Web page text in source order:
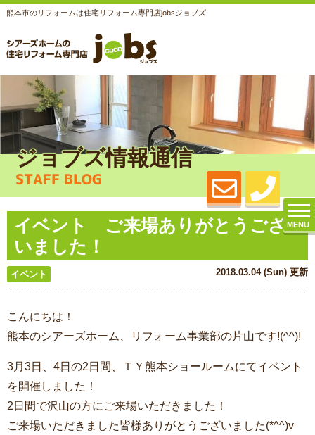
熊本市のリフォームは住宅リフォーム専門店jobsジョブズ
MENU
ジョブズ情報通信
STAFF BLOG
イベント ご来場ありがとうござ
いました！
イベント 2018.03.04 (Sun) 更新
こんにちは！
熊本のシアーズホーム、リフォーム事業部の片山です!(^^)!
3月3日、4日の2日間、ＴＹ熊本ショールームにてイベント
を開催しました！
2日間で沢山の方にご来場いただきました！
ご来場いただきました皆様ありがとうございました(*^^)v